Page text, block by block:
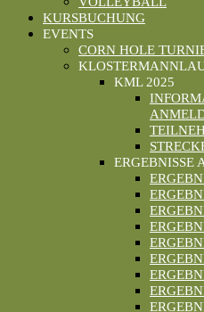
KURSBUCHUNG
EVENTS
CORN HOLE
KML 2025
ERGEBNISSE